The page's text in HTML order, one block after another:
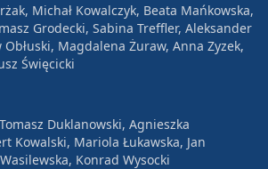
Michał Kowalczyk, Beata Mańkowska,
Grodecki, Sabina Treffler, Aleksander
Obłuski, Magdalena Żuraw, Anna Zyzek,
Święcicki
Tomasz Duklanowski, Agnieszka
Kowalski, Mariola Łukawska, Jan
Konrad Wysocki